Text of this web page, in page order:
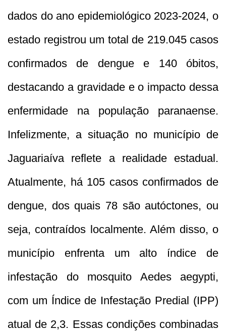
dados do ano epidemiológico 2023-2024, o
estado registrou um total de 219.045 casos
confirmados de dengue e 140 óbitos,
destacando a gravidade e o impacto dessa
enfermidade na população paranaense.
Infelizmente, a situação no município de
Jaguariaíva reflete a realidade estadual.
Atualmente, há 105 casos confirmados de
dengue, dos quais 78 são autóctones, ou
seja, contraídos localmente. Além disso, o
município enfrenta um alto índice de
infestação do mosquito Aedes aegypti,
com um Índice de Infestação Predial (IPP)
atual de 2,3. Essas condições combinadas